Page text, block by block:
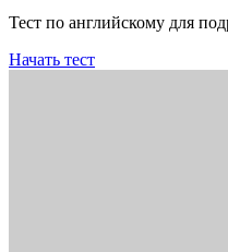
Тест по английскому для
Начать тест